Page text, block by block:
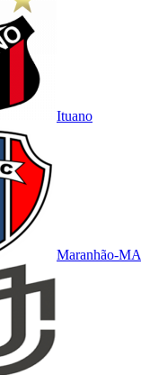
Ituano
Maranhão-MA